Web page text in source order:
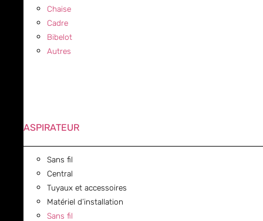
Chaise
Cadre
Bibelot
Autres
ASPIRATEUR
Sans fil
Central
Tuyaux et accessoires
Matériel d’installation
Sans fil